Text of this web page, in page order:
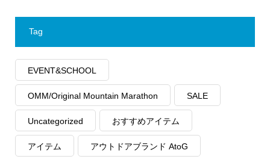
Tag
EVENT&SCHOOL
OMM/Original Mountain Marathon SALE
Uncategorized おすすめアイテム
アイテム アウトドアブランド AtoG